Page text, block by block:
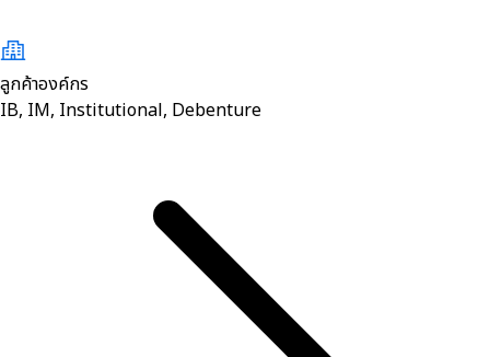
ลูกค้าองค์กร
IB, IM, Institutional, Debenture